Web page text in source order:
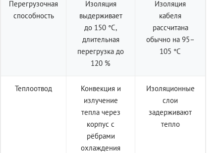
Перегрузочная
способность
Изоляция
выдерживает
до 150 °C,
длительная
перегрузка до
120 %
Изоляция
кабеля
рассчитана
обычно на 95–
105 °C
Теплоотвод
Конвекция и
излучение
тепла через
корпус с
рёбрами
охлаждения
Изоляционные
слои
задерживают
тепло